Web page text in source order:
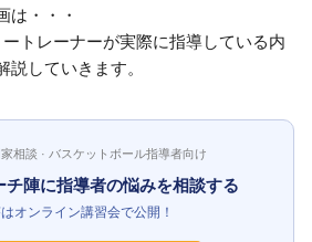
は・・・
トレーナーが実際に指導している内
説していきます。
相談 · バスケットボール指導者向け
チ陣に指導者の悩みを相談する
オンライン講習会で公開！